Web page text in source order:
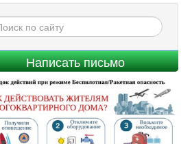
Написать письмо